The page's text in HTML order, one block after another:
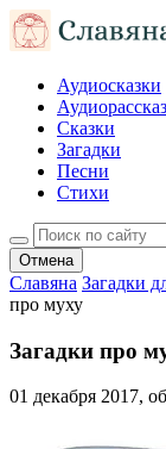
Аудиосказки
Сказки
Загадки
Песни
Стихи
Отмена
Славяна Загадки
про муху
Загадки про
01 декабря 2017,